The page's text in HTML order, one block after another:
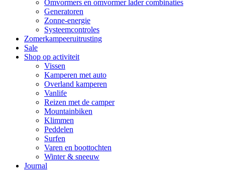
Omvormers en omvormer lader combinaties
Generatoren
Zonne-energie
Systeemcontroles
Zomerkampeeruitrusting
Sale
Shop op activiteit
Vissen
Kamperen met auto
Overland kamperen
Vanlife
Reizen met de camper
Mountainbiken
Klimmen
Peddelen
Surfen
Varen en boottochten
Winter & sneeuw
Journal